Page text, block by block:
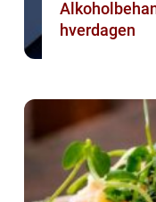
hverdagen